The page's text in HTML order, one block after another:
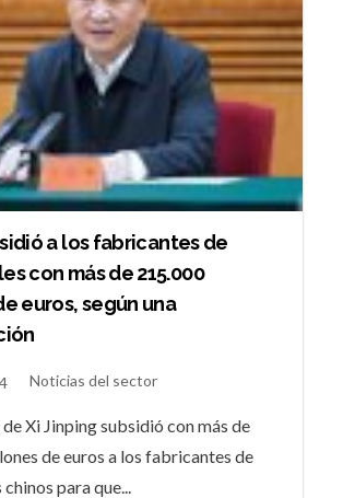
a los fabricantes de
con más de 215.000
euros, según una
Noticias del sector
Xi Jinping subsidió con más de
de euros a los fabricantes de
para que...